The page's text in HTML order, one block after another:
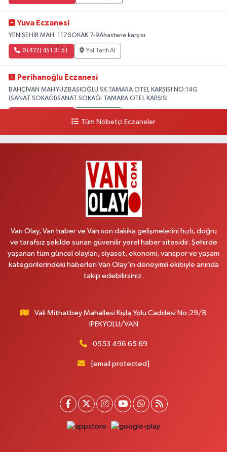
Yuva Eczanesi
YENİŞEHİR MAH. 117.SOKAK 7-9Ahastane karşısı
0 (432) 451 31 51 Yol Tarifi Al
Perihanoğlu Eczanesi
BAHÇİVAN MAH.YÜZBAŞIOĞLU SK.TAMARA OTEL KARŞISI NO:14G
(SANAT SOKAĞI)SANAT SOKAĞI TAMARA OTEL KARŞISI
Yol Tarifi Al
BEYAZIT MAH.ZEYLAN CADDESİ OKYANUS GİYİM YANI NO:1
Afşar Eczanesi
Kazım Karabekir cad.Eski Araştırma Hastanesi karşısı (kent park karşısı )
Gürpınar Eczanesi
Akpınar Mah. Milli Egemenlik Cad.No:7 A
Yol Tarifi Al
0 (432) 215 77 65 Yol Tarifi Al
Ferhat Eczanesi
Tüm Nöbetçi Eczaneler
Van Olay, Van haber ve Van son dakika gelişmelerini hızlı, doğru
ve tarafsız şekilde sunan güvenilir yerel haber sitesidir. Şehirde
yaşanan tüm güncel olayları, siyaset, ekonomi, vanspor ve yaşam
kategorilerindeki haberleri Van Olay’ın deneyimli ekibiyle anında
takip edebilirsiniz.
Vali Mithatbey Mahallesi Kışla Yolu Caddesi No:29/B
İPEKYOLU/VAN
0553 496 65 69
[email protected]